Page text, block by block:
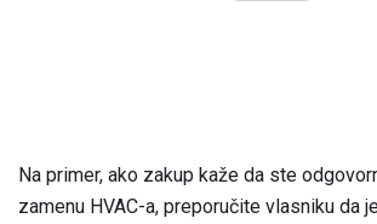
Na primer, ako zakup kaže da ste
zamenu HVAC-a, preporučite vlasniku da